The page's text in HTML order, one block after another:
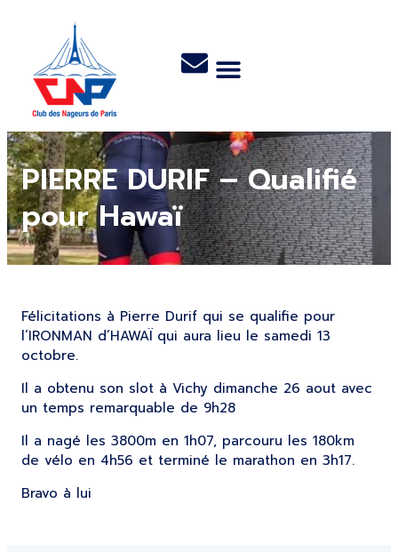
PIERRE DURIF – Qualifié
pour Hawaï
Félicitations à Pierre Durif qui se qualifie pour
l’IRONMAN d’HAWAÏ qui aura lieu le samedi 13
octobre.
Il a obtenu son slot à Vichy dimanche 26 aout avec
un temps remarquable de 9h28
Il a nagé les 3800m en 1h07, parcouru les 180km
de vélo en 4h56 et terminé le marathon en 3h17.
Bravo à lui